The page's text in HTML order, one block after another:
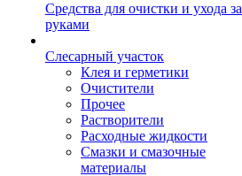
Средства для очистки и ухода за
руками
Слесарный участок
Клея и герметики
Очистители
Прочее
Растворители
Расходные жидкости
Смазки и смазочные
материалы